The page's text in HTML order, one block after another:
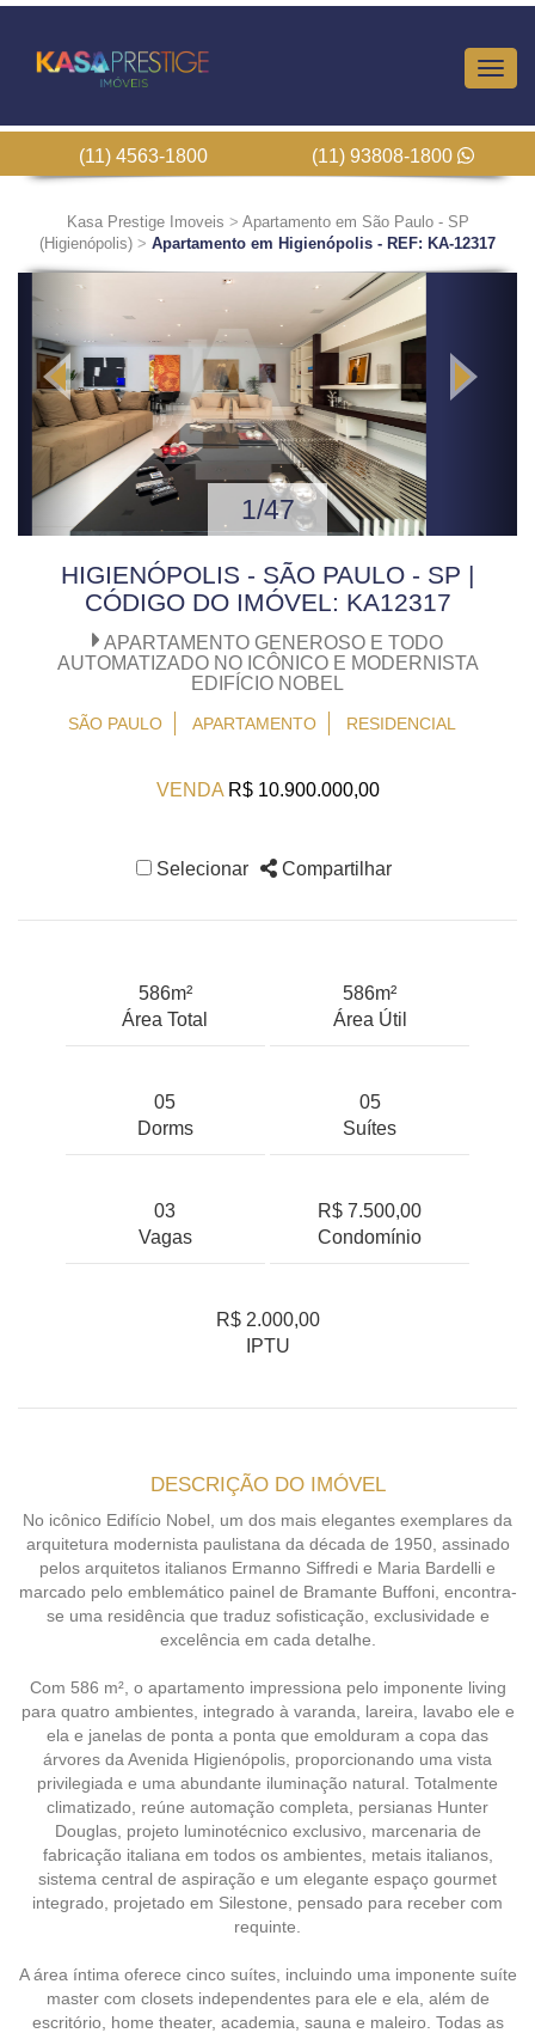
(11) 4563-1800 (11) 93808-1800
Kasa Prestige Imoveis > Apartamento em São Paulo - SP
(Higienópolis) > Apartamento em Higienópolis - REF: KA-12317
2/47
Previous
HIGIENÓPOLIS - SÃO PAULO - SP |
CÓDIGO DO IMÓVEL: KA12317
APARTAMENTO GENEROSO E TODO
AUTOMATIZADO NO ICÔNICO E MODERNISTA
EDIFÍCIO NOBEL
SÃO PAULO APARTAMENTO RESIDENCIAL
VENDAR$ 10.900.000,00
Selecionar Compartilhar
586m²
Área Total
586m²
Área Útil
05
Dorms
05
Suítes
03
Vagas
R$ 7.500,00
Condomínio
R$ 2.000,00
IPTU
DESCRIÇÃO DO IMÓVEL
No icônico Edifício Nobel, um dos mais elegantes exemplares da
arquitetura modernista paulistana da década de 1950, assinado
pelos arquitetos italianos Ermanno Siffredi e Maria Bardelli e
marcado pelo emblemático painel de Bramante Buffoni, encontra-
se uma residência que traduz sofisticação, exclusividade e
excelência em cada detalhe.
Com 586 m², o apartamento impressiona pelo imponente living
para quatro ambientes, integrado à varanda, lareira, lavabo ele e
ela e janelas de ponta a ponta que emolduram a copa das
árvores da Avenida Higienópolis, proporcionando uma vista
privilegiada e uma abundante iluminação natural. Totalmente
climatizado, reúne automação completa, persianas Hunter
Douglas, projeto luminotécnico exclusivo, marcenaria de
fabricação italiana em todos os ambientes, metais italianos,
sistema central de aspiração e um elegante espaço gourmet
integrado, projetado em Silestone, pensado para receber com
requinte.
A área íntima oferece cinco suítes, incluindo uma imponente suíte
master com closets independentes para ele e ela, além de
escritório, home theater, academia, sauna e maleiro. Todas as